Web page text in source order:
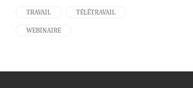
TRAVAIL TÉLÉTRAVAIL
WEBINAIRE